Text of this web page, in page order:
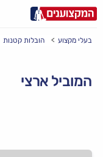
בעלי מקצוע הובלות קטנות
המוביל ארצי